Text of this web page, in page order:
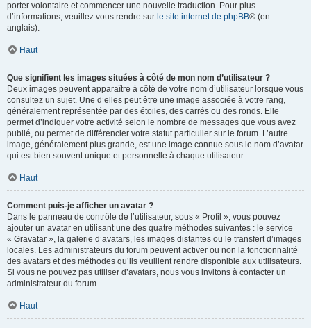
porter volontaire et commencer une nouvelle traduction. Pour plus
d’informations, veuillez vous rendre sur le site internet de phpBB® (en
anglais).
Haut
Que signifient les images situées à côté de mon nom d’utilisateur ?
Deux images peuvent apparaître à côté de votre nom d’utilisateur lorsque vous
consultez un sujet. Une d’elles peut être une image associée à votre rang,
généralement représentée par des étoiles, des carrés ou des ronds. Elle
permet d’indiquer votre activité selon le nombre de messages que vous avez
publié, ou permet de différencier votre statut particulier sur le forum. L’autre
image, généralement plus grande, est une image connue sous le nom d’avatar
qui est bien souvent unique et personnelle à chaque utilisateur.
Haut
Comment puis-je afficher un avatar ?
Dans le panneau de contrôle de l’utilisateur, sous « Profil », vous pouvez
ajouter un avatar en utilisant une des quatre méthodes suivantes : le service
« Gravatar », la galerie d’avatars, les images distantes ou le transfert d’images
locales. Les administrateurs du forum peuvent activer ou non la fonctionnalité
des avatars et des méthodes qu’ils veuillent rendre disponible aux utilisateurs.
Si vous ne pouvez pas utiliser d’avatars, nous vous invitons à contacter un
administrateur du forum.
Haut